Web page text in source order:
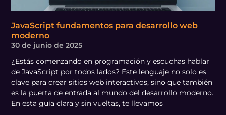
JavaScript fundamentos para desarrollo web
moderno
30 de junio de 2025
¿Estás comenzando en programación y escuchas hablar
de JavaScript por todos lados? Este lenguaje no solo es
clave para crear sitios web interactivos, sino que también
es la puerta de entrada al mundo del desarrollo moderno.
En esta guía clara y sin vueltas, te llevamos